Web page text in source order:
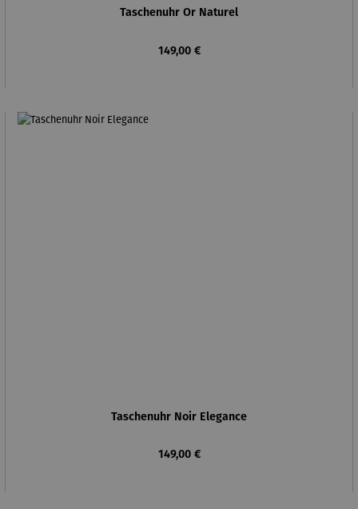
Taschenuhr Or Naturel
Regulärer Preis:
149,00 €
Taschenuhr Noir Elegance
Regulärer Preis:
149,00 €